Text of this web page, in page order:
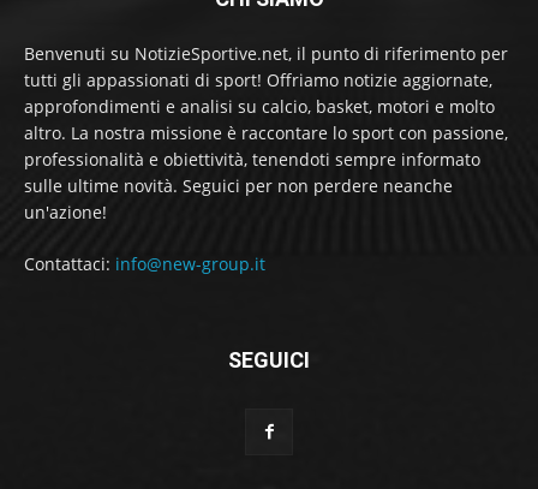
Benvenuti su NotizieSportive.net, il punto di riferimento per
tutti gli appassionati di sport! Offriamo notizie aggiornate,
approfondimenti e analisi su calcio, basket, motori e molto
altro. La nostra missione è raccontare lo sport con passione,
professionalità e obiettività, tenendoti sempre informato
sulle ultime novità. Seguici per non perdere neanche
un'azione!
Contattaci: info@new-group.it
SEGUICI